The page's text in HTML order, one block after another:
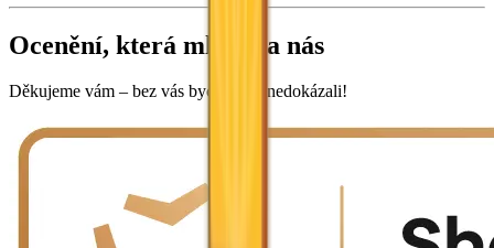
Ocenění, která mluví za nás
Děkujeme vám – bez vás bychom to nedokázali!